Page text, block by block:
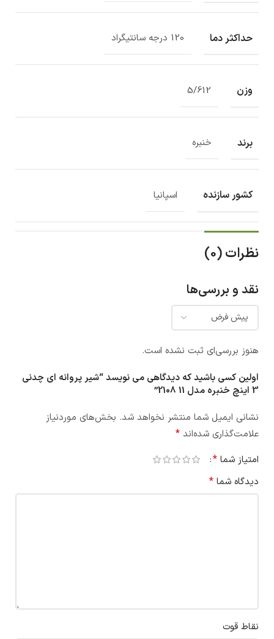
حداکثر دما 120 درجه سانتیگراد
وزن 5/612
برند خنبره
کشور سازنده اسپانیا
نظرات (0)
نقد و بررسی‌ها
هنوز بررسی‌ای ثبت نشده است.
اولین کسی باشید که دیدگاهی می نویسد “شیر پروانه ای چدنی
3 اینچ خنبره مدل 11 2108”
نشانی ایمیل شما منتشر نخواهد شد. بخش‌های موردنیاز
علامت‌گذاری شده‌اند *
امتیاز شما *
دیدگاه شما *
نقاط قوت